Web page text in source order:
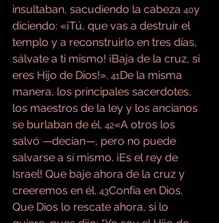
insultaban, sacudiendo la cabeza 40y
diciendo: «¡Tú, que vas a destruir el
templo y a reconstruirlo en tres días,
sálvate a ti mismo! ¡Baja de la cruz, si
eres Hijo de Dios!». 41De la misma
manera, los principales sacerdotes,
los maestros de la ley y los ancianos
se burlaban de él. 42«A otros los
salvó —decían—, pero no puede
salvarse a sí mismo. ¡Es el rey de
Israel! Que baje ahora de la cruz y
creeremos en él. 43Confía en Dios.
Que Dios lo rescate ahora, si lo